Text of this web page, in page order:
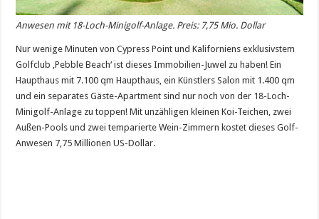
Anwesen mit 18-Loch-Minigolf-Anlage. Preis: 7,75 Mio. Dollar
Nur wenige Minuten von Cypress Point und Kaliforniens exklusivstem
Golfclub ‚Pebble Beach‘ ist dieses Immobilien-Juwel zu haben! Ein
Haupthaus mit 7.100 qm Haupthaus, ein Künstlers Salon mit 1.400 qm
und ein separates Gäste-Apartment sind nur noch von der 18-Loch-
Minigolf-Anlage zu toppen! Mit unzähligen kleinen Koi-Teichen, zwei
Außen-Pools und zwei temparierte Wein-Zimmern kostet dieses Golf-
Anwesen 7,75 Millionen US-Dollar.